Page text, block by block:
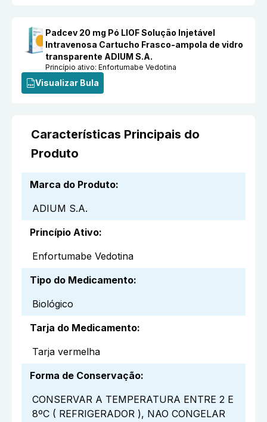
Padcev 20 mg Pó LIOF Solução Injetável
Intravenosa Cartucho Frasco-ampola de vidro
transparente ADIUM S.A.
Princípio ativo:Enfortumabe Vedotina
Visualizar Bula
Características Principais do
Produto
Marca do Produto:
ADIUM S.A.
Princípio Ativo:
Enfortumabe Vedotina
Tipo do Medicamento:
Biológico
Tarja do Medicamento:
Tarja vermelha
Forma de Conservação:
CONSERVAR A TEMPERATURA ENTRE 2 E
8ºC ( REFRIGERADOR ), NAO CONGELAR